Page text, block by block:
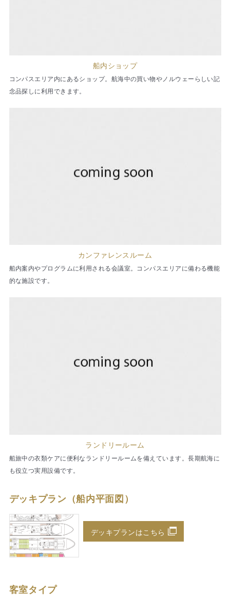
船内ショップ
コンパスエリア内にあるショップ。航海中の買い物やノルウェーらしい記
念品探しに利用できます。
カンファレンスルーム
船内案内やプログラムに利用される会議室。コンパスエリアに備わる機能
的な施設です。
ランドリールーム
船旅中の衣類ケアに便利なランドリールームを備えています。長期航海に
も役立つ実用設備です。
デッキプラン（船内平面図）
デッキプランはこちら
客室タイプ